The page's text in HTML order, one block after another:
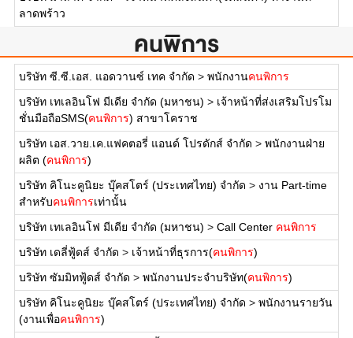
ลาดพร้าว
คนพิการ
บริษัท ซี.ซี.เอส. แอดวานซ์ เทค จำกัด > พนักงานคนพิการ
บริษัท เทเลอินโฟ มีเดีย จำกัด (มหาชน) > เจ้าหน้าที่ส่งเสริมโปรโม
ชั่นมือถือSMS(คนพิการ) สาขาโคราช
บริษัท เอส.วาย.เค.แฟคตอรี่ แอนด์ โปรดักส์ จำกัด > พนักงานฝ่าย
ผลิต (คนพิการ)
บริษัท คิโนะคูนิยะ บุ๊คสโตร์ (ประเทศไทย) จำกัด > งาน Part-time
สำหรับคนพิการเท่านั้น
บริษัท เทเลอินโฟ มีเดีย จำกัด (มหาชน) > Call Center คนพิการ
บริษัท เดลี่ฟู้ดส์ จำกัด > เจ้าหน้าที่ธุรการ(คนพิการ)
บริษัท ซัมมิทฟู้ดส์ จำกัด > พนักงานประจำบริษัท(คนพิการ)
บริษัท คิโนะคูนิยะ บุ๊คสโตร์ (ประเทศไทย) จำกัด > พนักงานรายวัน
(งานเพื่อคนพิการ)